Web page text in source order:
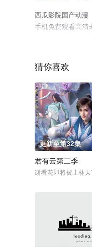
西瓜影院国产动漫
手机免费观看高清
猜你喜欢
更新至第32集
君有云第二季
谢看花即将被上林